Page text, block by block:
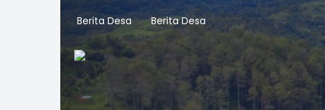
Berita Desa Berita Desa